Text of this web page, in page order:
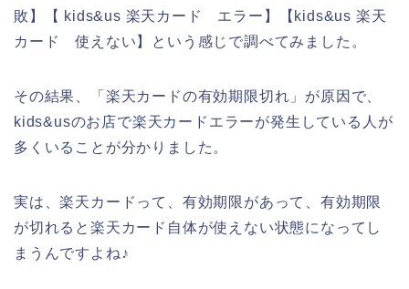
敗】【 kids&us 楽天カード エラー】【kids&us 楽天
カード 使えない】という感じで調べてみました。
その結果、「楽天カードの有効期限切れ」が原因で、
kids&usのお店で楽天カードエラーが発生している人が
多くいることが分かりました。
実は、楽天カードって、有効期限があって、有効期限
が切れると楽天カード自体が使えない状態になってし
まうんですよね♪